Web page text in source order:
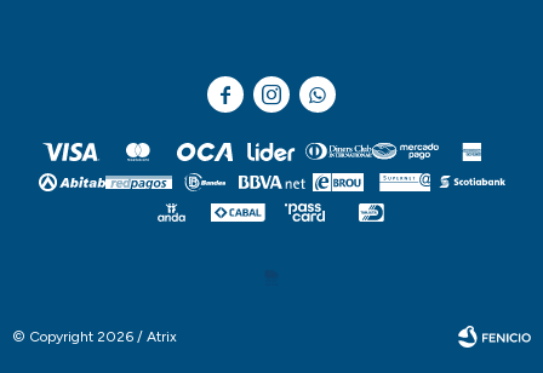
  
© Copyright 2026 / Atrix